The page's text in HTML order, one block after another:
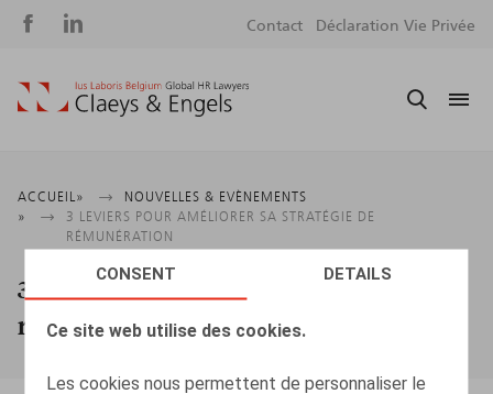
CONSENT DETAILS
Ce site web utilise des cookies.
Les cookies nous permettent de personnaliser le
Social
Contact Déclaration Vie Privée
Fil
d'Ariane
ACCUEIL
NOUVELLES & EVÈNEMENTS
3 LEVIERS POUR AMÉLIORER SA STRATÉGIE DE
RÉMUNÉRATION
3 leviers pour améliorer sa stratégie de
rémunération